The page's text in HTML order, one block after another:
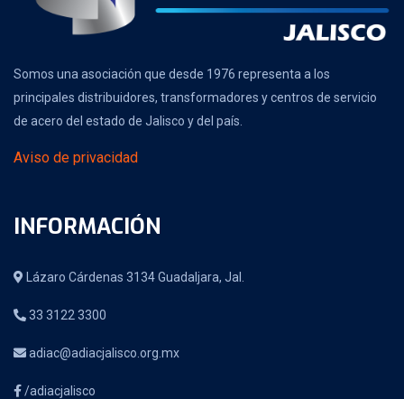
Somos una asociación que desde 1976 representa a los
principales distribuidores, transformadores y centros de servicio
de acero del estado de Jalisco y del país.
Aviso de privacidad
INFORMACIÓN
Lázaro Cárdenas 3134 Guadaljara, Jal.
33 3122 3300
adiac@adiacjalisco.org.mx
/adiacjalisco